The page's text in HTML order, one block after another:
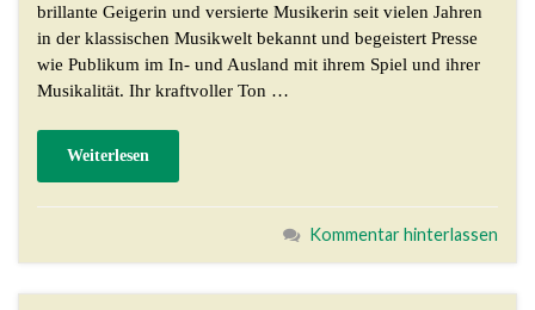
brillante Geigerin und versierte Musikerin seit vielen Jahren
in der klassischen Musikwelt bekannt und begeistert Presse
wie Publikum im In- und Ausland mit ihrem Spiel und ihrer
Musikalität. Ihr kraftvoller Ton …
Weiterlesen
Kommentar hinterlassen